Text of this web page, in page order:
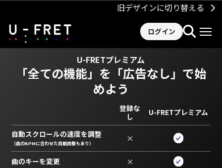
旧デザインに切り替える
ログイン
U-FRETプレミアム
「全ての機能」を 「広告なし」で始
めよう
登録な
し
U-FRETプレミアム
自動スクロールの速度を調整
（曲のBPMに合わせた自動調整もあり） ×
曲のキーを変更 ×